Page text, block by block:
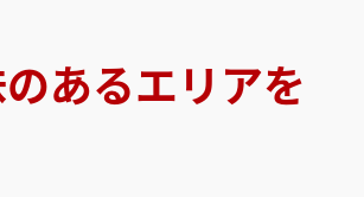
あるエリアを